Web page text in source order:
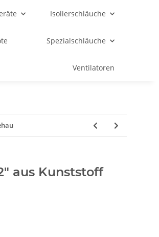
Isolierschläuche
Spezialschläuche
Ventilatoren
aus Kunststoff